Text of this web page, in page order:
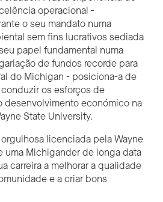
operacional -
o seu mandato numa
sem fins lucrativos sediada
papel fundamental numa
de fundos recorde para
do Michigan- posiciona-a de
os esforços de
desenvolvimento económico na
State University.
licenciada pela Wayne
uma Michigander de longa data
carreira a melhorar a qualidade
e a criar bons